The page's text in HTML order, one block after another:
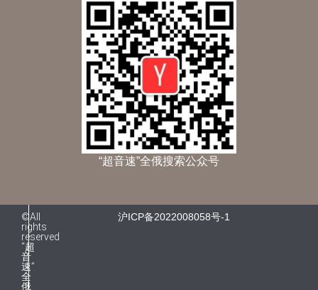
“超音速”全俄搜索公众号
©All
rights
reserved
“超
音
速”
全
俄
沪ICP备2022008058号-1